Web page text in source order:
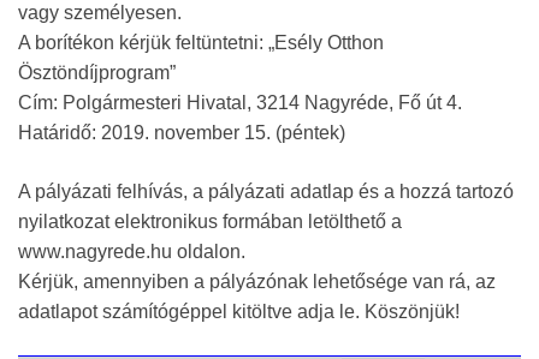
vagy személyesen.
A borítékon kérjük feltüntetni: „Esély Otthon
Ösztöndíjprogram”
Cím: Polgármesteri Hivatal, 3214 Nagyréde, Fő út 4.
Határidő: 2019. november 15. (péntek)
A pályázati felhívás, a pályázati adatlap és a hozzá tartozó
nyilatkozat elektronikus formában letölthető a
www.nagyrede.hu oldalon.
Kérjük, amennyiben a pályázónak lehetősége van rá, az
adatlapot számítógéppel kitöltve adja le. Köszönjük!